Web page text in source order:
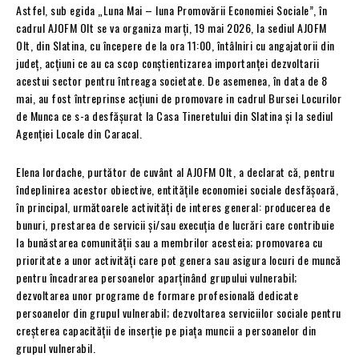
Astfel, sub egida „Luna Mai – luna Promovării Economiei Sociale”, în
cadrul AJOFM Olt se va organiza marți, 19 mai 2026, la sediul AJOFM
Olt, din Slatina, cu începere de la ora 11:00, întâlniri cu angajatorii din
județ, acțiuni ce au ca scop conștientizarea importanței dezvoltarii
acestui sector pentru întreaga societate. De asemenea, în data de 8
mai, au fost întreprinse acțiuni de promovare in cadrul Bursei Locurilor
de Munca ce s-a desfășurat la Casa Tineretului din Slatina și la sediul
Agenției Locale din Caracal.
Elena Iordache, purtător de cuvânt al AJOFM Olt, a declarat că, pentru
îndeplinirea acestor obiective, entitățile economiei sociale desfășoară,
în principal, următoarele activități de interes general: producerea de
bunuri, prestarea de servicii și/sau execuția de lucrări care contribuie
la bunăstarea comunității sau a membrilor acesteia; promovarea cu
prioritate a unor activități care pot genera sau asigura locuri de muncă
pentru încadrarea persoanelor aparținând grupului vulnerabil;
dezvoltarea unor programe de formare profesională dedicate
persoanelor din grupul vulnerabil; dezvoltarea serviciilor sociale pentru
creșterea capacității de inserție pe piața muncii a persoanelor din
grupul vulnerabil.